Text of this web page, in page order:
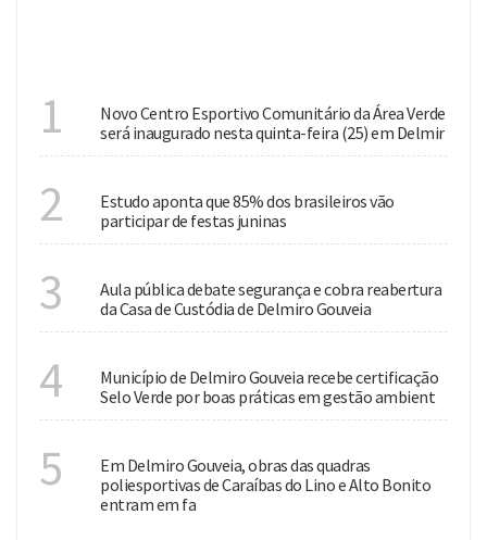
1
Novo Centro Esportivo Comunitário da Área Verde
será inaugurado nesta quinta-feira (25) em Delmir
2
Estudo aponta que 85% dos brasileiros vão
participar de festas juninas
3
Aula pública debate segurança e cobra reabertura
da Casa de Custódia de Delmiro Gouveia
4
Município de Delmiro Gouveia recebe certificação
Selo Verde por boas práticas em gestão ambient
5
Em Delmiro Gouveia, obras das quadras
poliesportivas de Caraíbas do Lino e Alto Bonito
entram em fa